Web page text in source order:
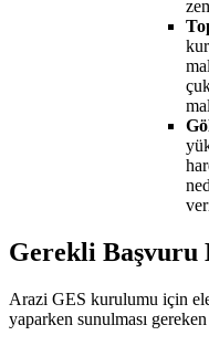
Gerekli Başvuru
Arazi GES kurulumu için
yaparken sunulması